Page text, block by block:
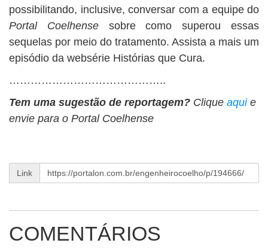
possibilitando, inclusive, conversar com a equipe do
Portal Coelhensesobre como superou essas
sequelas por meio do tratamento. Assista a mais um
episódio da websérie Histórias que Cura.
……………………………………..
Tem uma sugestão de reportagem? Clique aqui e
envie para o Portal Coelhense
Link
COMENTÁRIOS